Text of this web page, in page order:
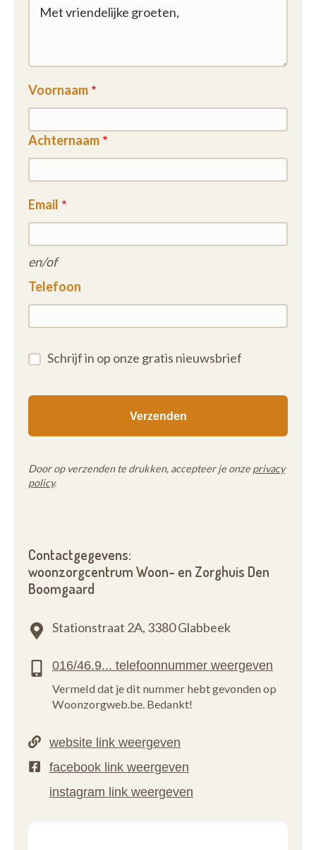
Voornaam
Achternaam
Email
en/of
Telefoon
Schrijf in op onze gratis nieuwsbrief
Door op verzenden te drukken, accepteer je onze privacy
policy.
Contactgegevens:
woonzorgcentrum Woon- en Zorghuis Den
Boomgaard
Stationstraat 2A, 3380 Glabbeek
Vermeld dat je dit nummer hebt gevonden op
Woonzorgweb.be. Bedankt!